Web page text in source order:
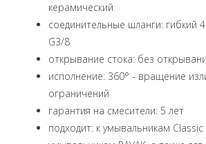
керамический
соединительные шланги: гибкий
G3/8
открывание стока: без
исполнение: 360° - вращение
ограничений
гарантия на смесители: 5 лет
подходит: к умывальникам